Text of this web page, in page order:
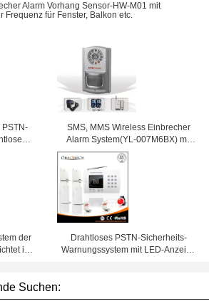
Alarm Vorhang Sensor-HW-M01 mit
Frequenz für Fenster, Balkon etc.
PSTN-
LCD
SMS, MMS Wireless Einbrecher
Alarm System(YL-007M6BX) mit
eingebautem PIR & Kamera
der
im
Drahtloses PSTN-Sicherheits-
Warnungssystem mit LED-Anzeige
Suchen: